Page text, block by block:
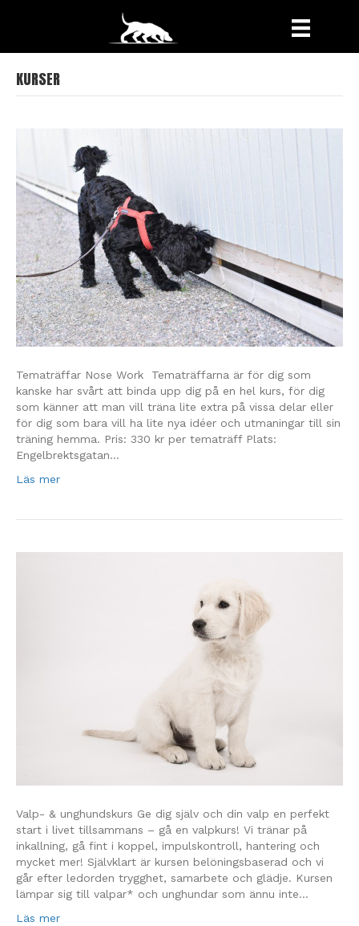
KURSER
Tematräffar Nose Work Tematräffarna är för dig som
kanske har svårt att binda upp dig på en hel kurs, för dig
som känner att man vill träna lite extra på vissa delar eller
för dig som bara vill ha lite nya idéer och utmaningar till sin
träning hemma. Pris: 330 kr per tematräff Plats:
Engelbrektsgatan…
Läs mer
Valp- & unghundskurs Ge dig själv och din valp en perfekt
start i livet tillsammans – gå en valpkurs! Vi tränar på
inkallning, gå fint i koppel, impulskontroll, hantering och
mycket mer! Självklart är kursen belöningsbaserad och vi
går efter ledorden trygghet, samarbete och glädje. Kursen
lämpar sig till valpar* och unghundar som ännu inte…
Läs mer